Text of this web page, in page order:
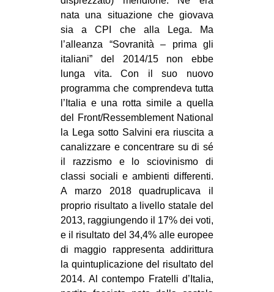
nata una situazione che giovava
sia a CPI che alla Lega. Ma
l’alleanza “Sovranità – prima gli
italiani” del 2014/15 non ebbe
lunga vita. Con il suo nuovo
programma che comprendeva tutta
l’Italia e una rotta simile a quella
del Front/Ressemblement National
la Lega sotto Salvini era riuscita a
canalizzare e concentrare su di sé
il razzismo e lo sciovinismo di
classi sociali e ambienti differenti.
A marzo 2018 quadruplicava il
proprio risultato a livello statale del
2013, raggiungendo il 17% dei voti,
e il risultato del 34,4% alle europee
di maggio rappresenta addirittura
la quintuplicazione del risultato del
2014. Al contempo Fratelli d’Italia,